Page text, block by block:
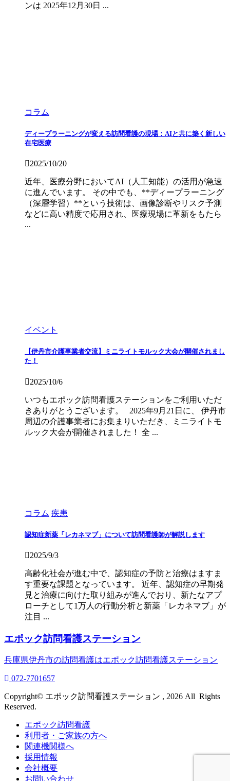
ンは 2025年12月30日 ...
コラム
ディープラーニングが変える訪問看護の現場：AIと共に築く新しい
在宅医療
2025/10/20
近年、医療分野においてAI（人工知能）の活用が急速
に進んでいます。 その中でも、**ディープラーニング
（深層学習）**という技術は、画像診断やリスク予測
などに高い精度で応用され、医療現場に革新をもたら
...
イベント
【伊丹市介護事業者交流】ミニライトモルック大会が開催されまし
た！
2025/10/6
いつもエポック訪問看護ステーションをご利用いただ
きありがとうございます。 2025年9月21日に、 伊丹市
周辺の介護事業者にお集まりいただき、ミニライトモ
ルック大会が開催されました！ 全 ...
コラム 疾患
認知症新薬「レカネマブ」について訪問看護師が解説します
2025/9/3
高齢化社会が進む中で、認知症の予防と治療はますま
す重要な課題となっています。 近年、認知症の早期発
見と治療に向けた取り組みが進んでおり、新たなアプ
ローチとして1万人の行動分析と新薬「レカネマブ」が
注目 ...
エポック訪問看護ステーション
兵庫県伊丹市の訪問看護はエポック訪問看護ステーション
072-7701657
Copyright© エポック訪問看護ステーション , 2026 All Rights
Reserved.
エポック訪問看護
利用者・ご家族の方へ
関連機関様へ
採用情報
会社概要
お問い合わせ